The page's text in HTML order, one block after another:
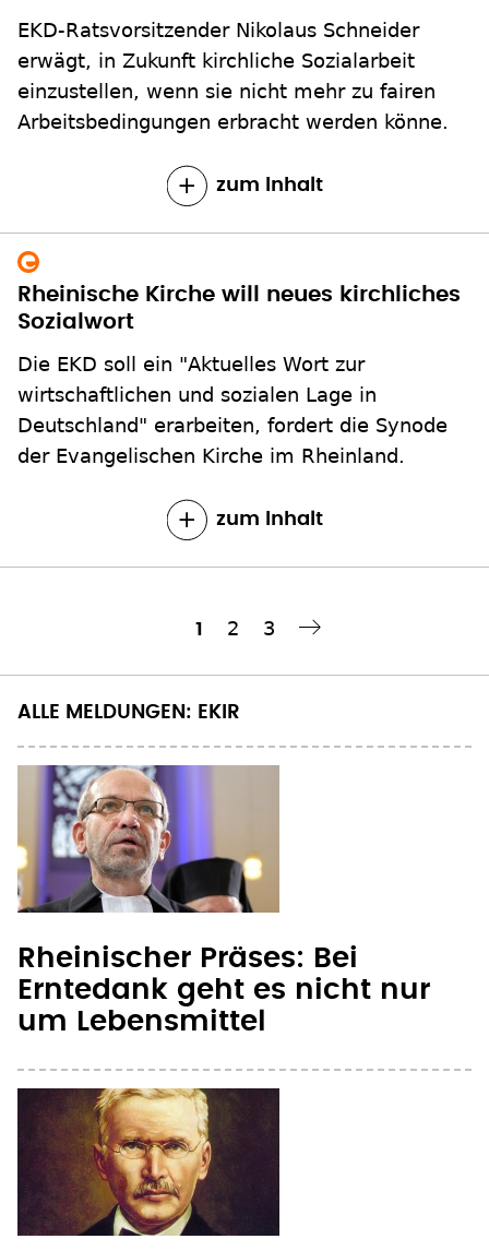
EKD-Ratsvorsitzender Nikolaus Schneider
erwägt, in Zukunft kirchliche Sozialarbeit
einzustellen, wenn sie nicht mehr zu fairen
Arbeitsbedingungen erbracht werden könne.
zum Inhalt
Rheinische Kirche will neues kirchliches
Sozialwort
Die EKD soll ein "Aktuelles Wort zur
wirtschaftlichen und sozialen Lage in
Deutschland" erarbeiten, fordert die Synode
der Evangelischen Kirche im Rheinland.
zum Inhalt
Aktuelle
1 Seite
2 Seite
3
››
ALLE MELDUNGEN: EKIR
Rheinischer Präses: Bei
Erntedank geht es nicht nur
um Lebensmittel